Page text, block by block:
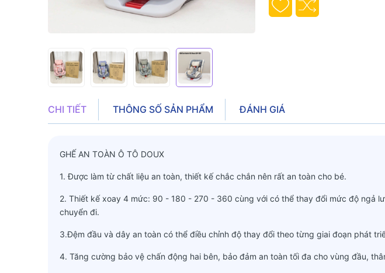
CHI TIẾT THÔNG SỐ SẢN PHẨM ĐÁNH GIÁ
GHẾ AN TOÀN Ô TÔ DOUX
1. Được làm từ chất liệu an toàn, thiết kế chắc chắn nên rất an toàn cho bé.
2. Thiết kế xoay 4 mức: 90 - 180 - 270 - 360 cùng với có thể thay đổi mức độ ngả
chuyển đi.
3.Đệm đầu và dây an toàn có thể điều chỉnh độ thay đổi theo từng giai đoạn phát
4. Tăng cường bảo vệ chấn động hai bên, bảo đảm an toàn tối đa cho vùng đầu,